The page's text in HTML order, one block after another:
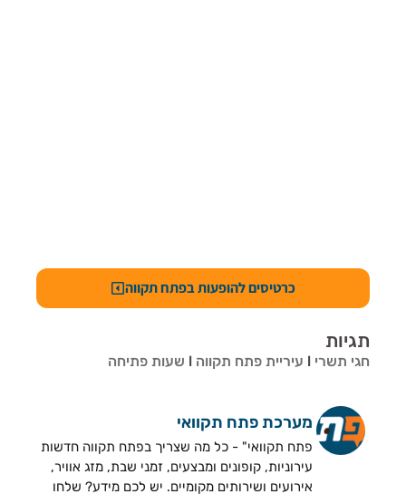
כרטיסים להופעות בפתח תקווה
תגיות
חגי תשרי עיריית פתח תקווה שעות פתיחה
מערכת פתח תקוואי
פתח תקוואי" - כל מה שצריך בפתח תקווה חדשות
עירוניות, קופונים ומבצעים, זמני שבת, מזג אוויר,
אירועים ושירותים מקומיים. יש לכם מידע? שלחו